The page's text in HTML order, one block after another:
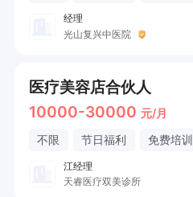
经理
光山复兴中医院
医疗美容店合伙人
10000-30000 元/月
不限 节日福利 免费培训
江经理
天睿医疗双美诊所